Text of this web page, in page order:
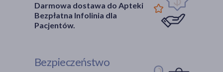
Darmowa dostawa do Apteki
Bezpłatna Infolinia dla
Pacjentów.
Bezpieczeństwo